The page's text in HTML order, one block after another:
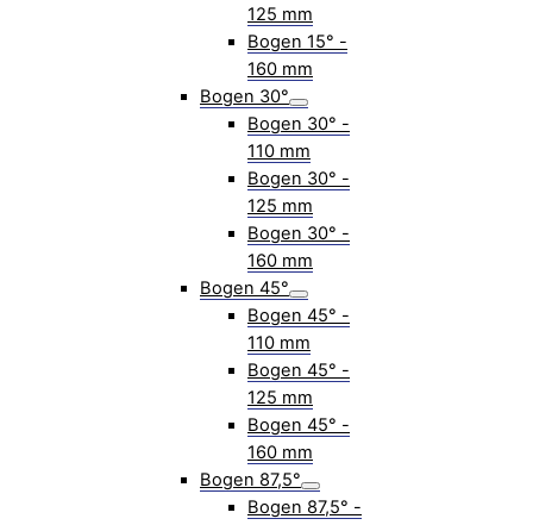
125 mm
Bogen 15° -
160 mm
Bogen 30°
Bogen 30° -
110 mm
Bogen 30° -
125 mm
Bogen 30° -
160 mm
Bogen 45°
Bogen 45° -
110 mm
Bogen 45° -
125 mm
Bogen 45° -
160 mm
Bogen 87,5°
Bogen 87,5° -